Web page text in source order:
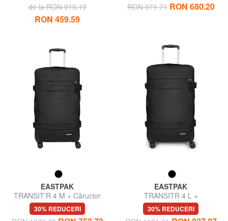
de la RON 919.19
RON 459.59
RON 971.71 RON 680.20
EASTPAK
TRANSIT'R 4 M + Cărucior
mediu
30% REDUCERI
EASTPAK
TRANSITR 4 L +
30% REDUCERI